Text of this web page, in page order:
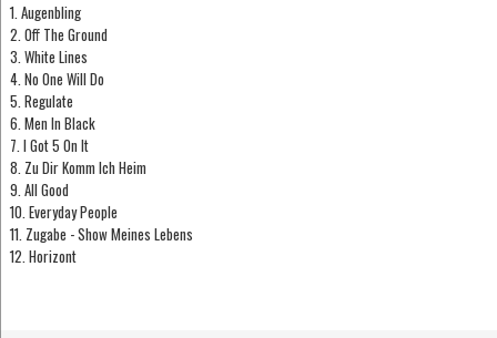
1. Augenbling
2. Off The Ground
3. White Lines
4. No One Will Do
5. Regulate
6. Men In Black
7. I Got 5 On It
8. Zu Dir Komm Ich Heim
9. All Good
10. Everyday People
11. Zugabe - Show Meines Lebens
12. Horizont